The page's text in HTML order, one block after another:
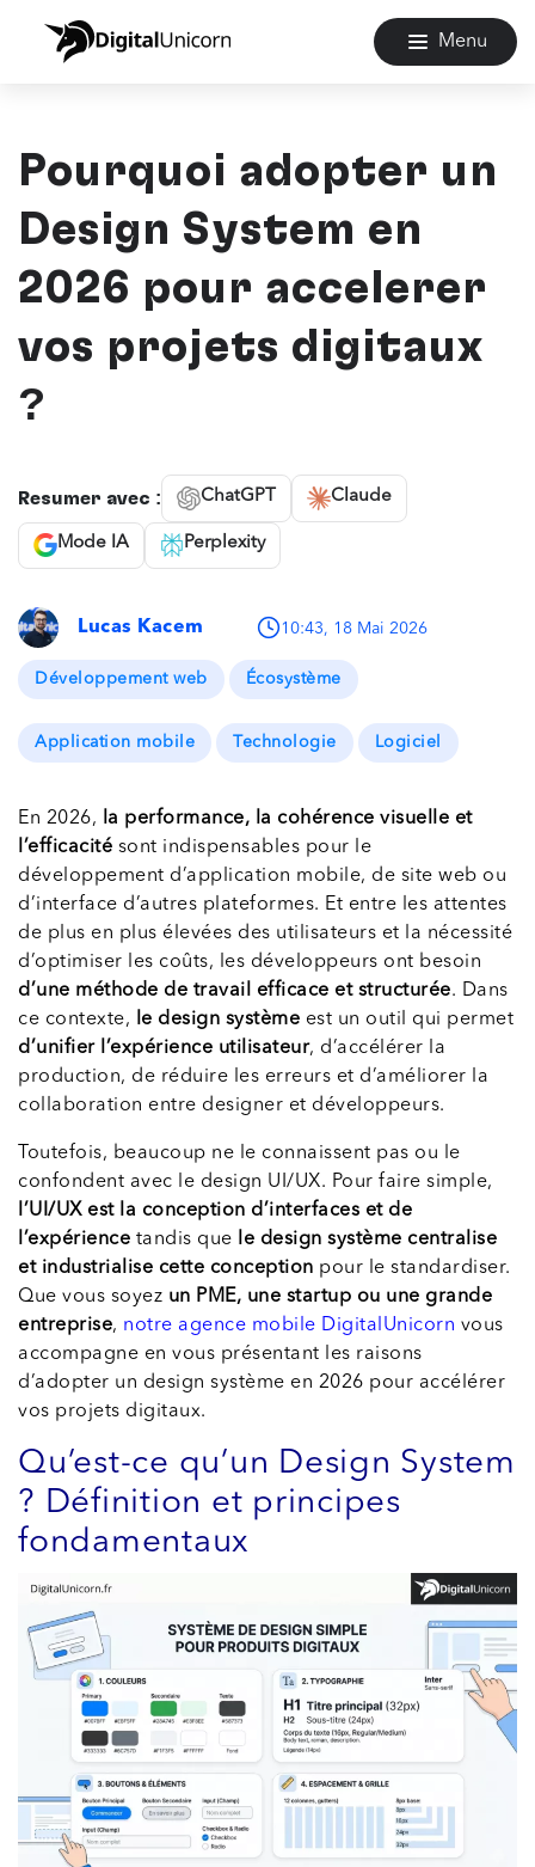
Menu
Pourquoi adopter un
Design System en
2026 pour accélérer
vos projets digitaux
?
Résumer avec : ChatGPT Claude
Mode IA Perplexity
Lucas Kacem 10:43, 18 Mai 2026
Développement web Écosystème
Application mobile Technologie Logiciel
En 2026,
la performance, la cohérence visuelle et
l’efficacité sont indispensables pour le
développement d’application mobile, de site web ou
d’interface d’autres plateformes. Et entre les attentes
de plus en plus élevées des utilisateurs et la nécessité
d’optimiser les coûts, les développeurs ont besoin
d’une méthode de travail efficace et structurée. Dans
ce contexte, le design système est un outil qui permet
d’unifier l’expérience utilisateur, d’accélérer la
production, de réduire les erreurs et d’améliorer la
collaboration entre designer et développeurs.
Toutefois, beaucoup ne le connaissent pas ou le
confondent avec le design UI/UX. Pour faire simple,
l’UI/UX est la conception d’interfaces et de
l’expérience tandis que
le design système centralise
et industrialise cette conception pour le standardiser.
Que vous soyez un PME, une startup ou une grande
entreprise, notre agence mobile DigitalUnicorn vous
accompagne en vous présentant les raisons
d’adopter un design système en 2026 pour accélérer
vos projets digitaux.
Qu’est-ce qu’un Design System
? Définition et principes
fondamentaux